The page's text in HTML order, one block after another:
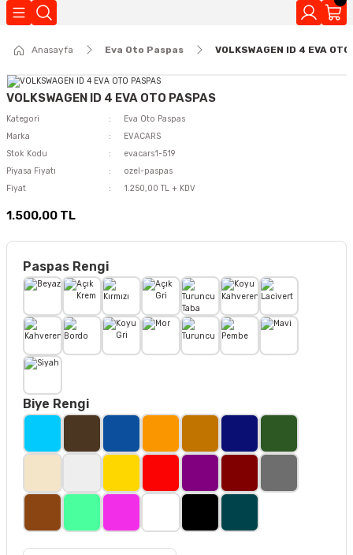
Anasayfa Eva Oto Paspas VOLKSWAGEN ID 4 EVA
VOLKSWAGEN ID 4 EVA OTO PASPAS
Kategori
Eva Oto Paspas
Marka
EVACARS
Stok Kodu
evacars1-519
Piyasa Fiyatı
ozel-paspas
Fiyat
1.250,00 TL + KDV
1.500,00 TL
Paspas Rengi
Biye Rengi